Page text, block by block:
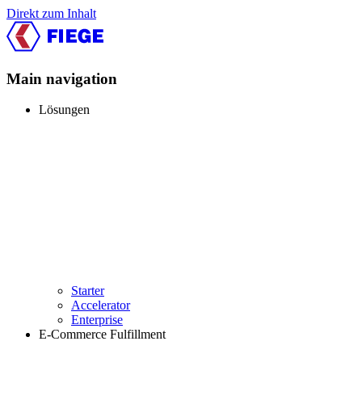
Direkt zum Inhalt
Main navigation
Lösungen
Starter
Accelerator
Enterprise
E-Commerce Fulfillment